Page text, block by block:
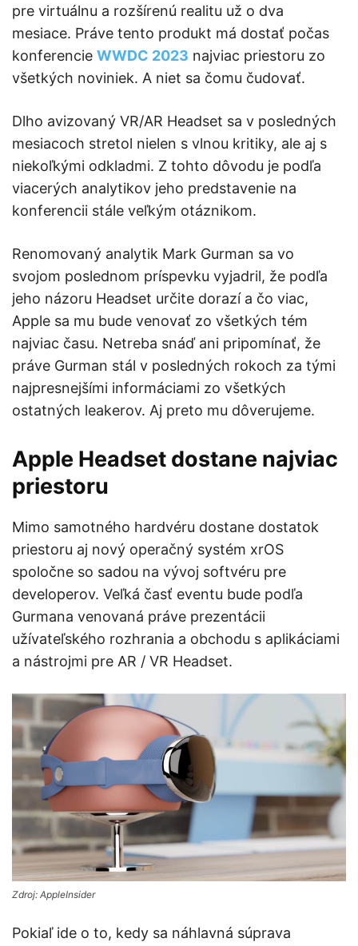
pre virtuálnu a rozšírenú realitu už o dva
mesiace. Práve tento produkt má dostať počas
konferencie WWDC 2023 najviac priestoru zo
všetkých noviniek. A niet sa čomu čudovať.
Dlho avizovaný VR/AR Headset sa v posledných
mesiacoch stretol nielen s vlnou kritiky, ale aj s
niekoľkými odkladmi. Z tohto dôvodu je podľa
viacerých analytikov jeho predstavenie na
konferencii stále veľkým otáznikom.
Renomovaný analytik Mark Gurman sa vo
svojom poslednom príspevku vyjadril, že podľa
jeho názoru Headset určite dorazí a čo viac,
Apple sa mu bude venovať zo všetkých tém
najviac času. Netreba snáď ani pripomínať, že
práve Gurman stál v posledných rokoch za tými
najpresnejšími informáciami zo všetkých
ostatných leakerov. Aj preto mu dôverujeme.
Apple Headset dostane najviac
priestoru
Mimo samotného hardvéru dostane dostatok
priestoru aj nový operačný systém xrOS
spoločne so sadou na vývoj softvéru pre
developerov. Veľká časť eventu bude podľa
Gurmana venovaná práve prezentácii
užívateľského rozhrania a obchodu s aplikáciami
a nástrojmi pre AR / VR Headset.
Zdroj: AppleInsider
Pokiaľ ide o to, kedy sa náhlavná súprava